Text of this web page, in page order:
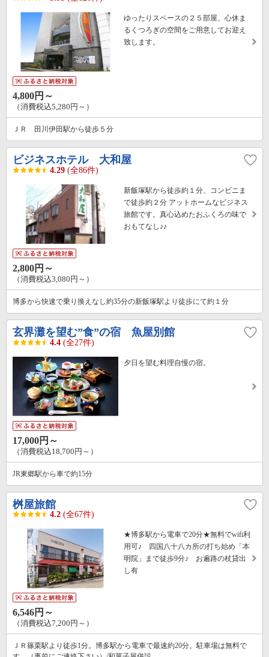
ゆったりスペースの２５部屋、心休ま
るくつろぎの空間をご用意してお迎え
致します。
4,800円～
（消費税込5,280円～）
ＪＲ 田川伊田駅から徒歩５分
ビジネスホテル 大和屋
4.29 (全86件)
新飯塚駅から徒歩約１分、コンビニま
で徒歩約２分 アットホームなビジネス
旅館です。真心込めたおふくろの味で
おもてなし♪♪
2,800円～
（消費税込3,080円～）
博多から快速で乗り換えなし約35分の新飯塚駅より徒歩にて約１分
玄界灘を望む”食”の宿 魚屋別館
4.4 (全27件)
夕日を望む料理自慢の宿。
17,000円～
（消費税込18,700円～）
JR東郷駅から車で約15分
桝屋旅館
4.2 (全67件)
★博多駅から電車で20分★無料でwifi利
用可♪ 四国八十八カ所の打ち始め「本
明院」まで徒歩9分♪ お遍路の杖貸出
し有
6,546円～
（消費税込7,200円～）
ＪＲ篠栗駅より徒歩1分。博多駅から電車で最速約20分。駐車場は無料で